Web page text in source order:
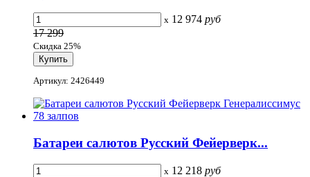
x 12 974 руб
17 299
Скидка 25%
Артикул: 2426449
Батареи салютов Русский Фейерверк...
x 12 218 руб